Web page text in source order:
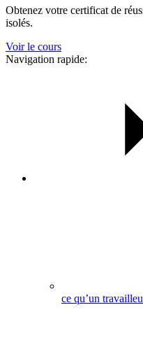
Obtenez votre certificat de
isolés.
Voir le cours
Navigation rapide:
ce qu’un